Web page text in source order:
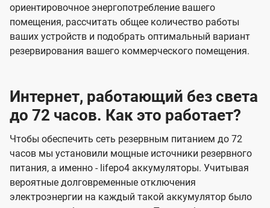
ориентировочное энергопотребление вашего
помещения, рассчитать общее количество работы
ваших устройств и подобрать оптимальный вариант
резервирования вашего коммерческого помещения.
Интернет, работающий без света
до 72 часов. Как это работает?
Чтобы обеспечить сеть резервным питанием до 72
часов мы установили мощные источники резервного
питания, а именно - lifepo4 аккумуляторы. Учитывая
вероятные долговременные отключения
электроэнергии на каждый такой аккумулятор было